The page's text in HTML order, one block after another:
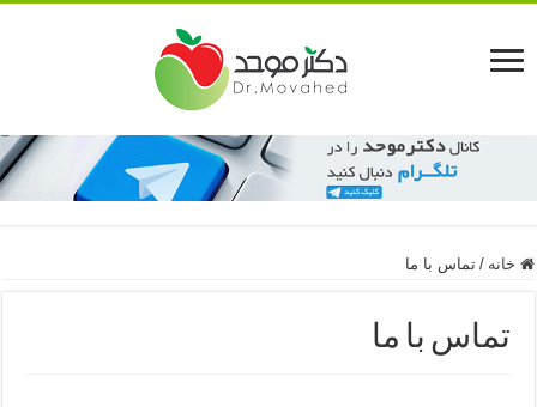
خانه / تماس با ما
تماس با ما